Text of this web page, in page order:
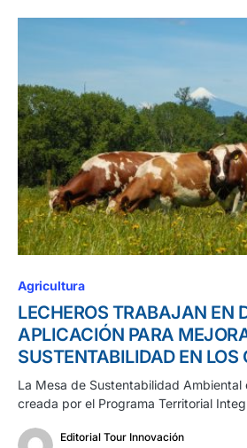
Agricultura
LECHEROS TRABAJAN EN
APLICACIÓN PARA
SUSTENTABILIDAD EN LOS
La Mesa de Sustentabilidad Ambiental
creada por el Programa Territorial
Editorial Tour Innovación